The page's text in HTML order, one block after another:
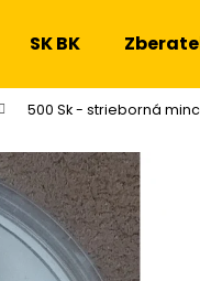
SK BK
500 Sk - strieborná
Čo